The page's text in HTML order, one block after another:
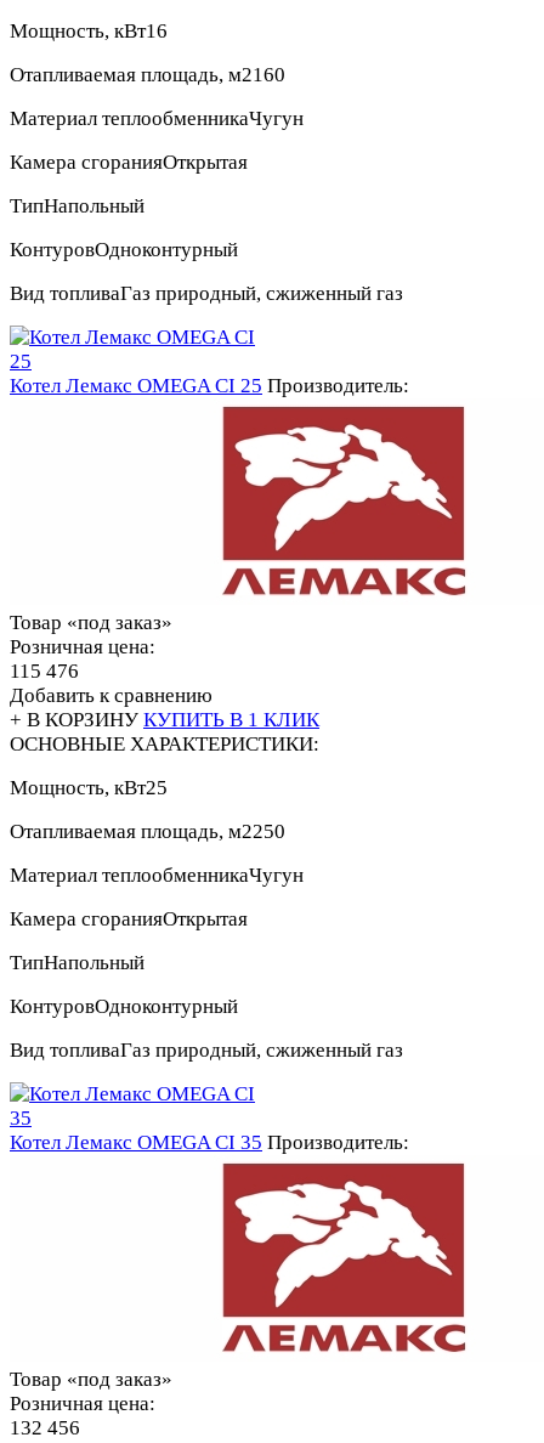
Мощность, кВт16
Отапливаемая площадь, м2160
Материал теплообменникаЧугун
Камера сгоранияОткрытая
ТипНапольный
КонтуровОдноконтурный
Вид топливаГаз природный, сжиженный газ
Котел Лемакс OMEGA CI 25 Производитель:
Товар «под заказ»
Розничная цена:
115 476
Добавить к сравнению
+ В КОРЗИНУ КУПИТЬ В 1 КЛИК
ОСНОВНЫЕ ХАРАКТЕРИСТИКИ:
Мощность, кВт25
Отапливаемая площадь, м2250
Материал теплообменникаЧугун
Камера сгоранияОткрытая
ТипНапольный
КонтуровОдноконтурный
Вид топливаГаз природный, сжиженный газ
Котел Лемакс OMEGA CI 35 Производитель:
Товар «под заказ»
Розничная цена:
132 456